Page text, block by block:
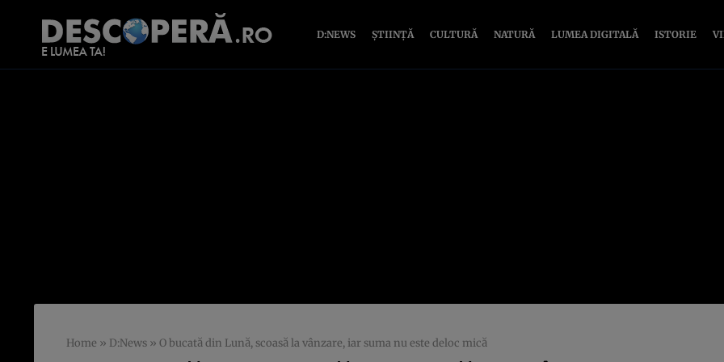
D:NEWS ȘTIINȚĂ CULTURĂ NATURĂ LUMEA DIGITALĂ ISTORIE
Home » D:News » O bucată din Lună, scoasă la vânzare, iar suma nu este deloc mică